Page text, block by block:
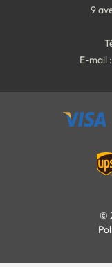
9
E-mail :
©